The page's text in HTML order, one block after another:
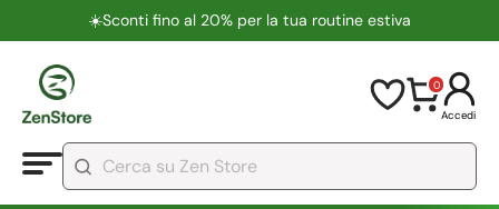
☀️​Sconti fino al 20% per la tua routine estiva
0
Accedi